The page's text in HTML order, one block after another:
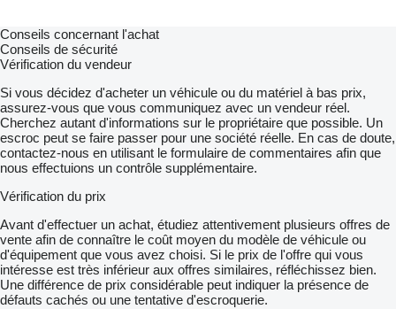
Conseils concernant l'achat
Conseils de sécurité
Vérification du vendeur
Si vous décidez d'acheter un véhicule ou du matériel à bas prix,
assurez-vous que vous communiquez avec un vendeur réel.
Cherchez autant d'informations sur le propriétaire que possible. Un
escroc peut se faire passer pour une société réelle. En cas de doute,
contactez-nous en utilisant le formulaire de commentaires afin que
nous effectuions un contrôle supplémentaire.
Vérification du prix
Avant d'effectuer un achat, étudiez attentivement plusieurs offres de
vente afin de connaître le coût moyen du modèle de véhicule ou
d'équipement que vous avez choisi. Si le prix de l'offre qui vous
intéresse est très inférieur aux offres similaires, réfléchissez bien.
Une différence de prix considérable peut indiquer la présence de
défauts cachés ou une tentative d'escroquerie.